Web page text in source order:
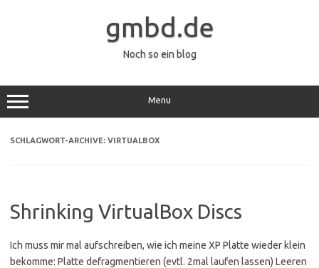
gmbd.de
Noch so ein blog
Menu
SCHLAGWORT-ARCHIVE: VIRTUALBOX
Shrinking VirtualBox Discs
Ich muss mir mal aufschreiben, wie ich meine XP Platte wieder klein
bekomme: Platte defragmentieren (evtl. 2mal laufen lassen) Leeren